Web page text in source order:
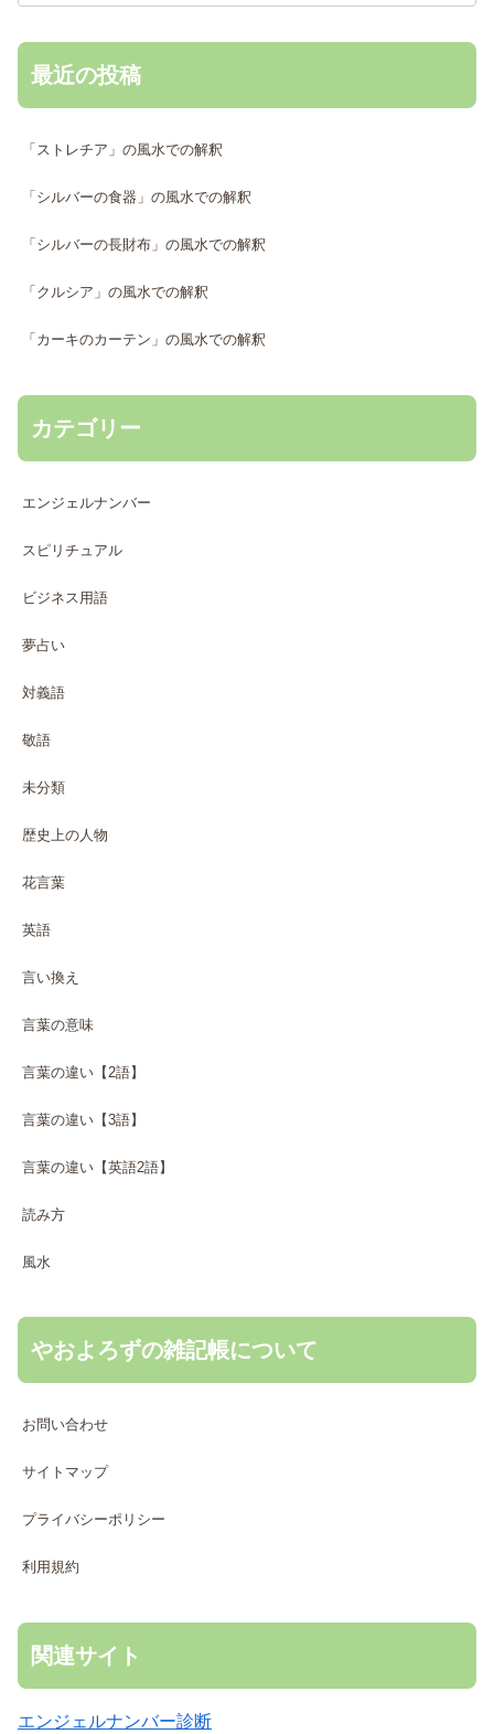
最近の投稿
「ストレチア」の風水での解釈
「シルバーの食器」の風水での解釈
「シルバーの長財布」の風水での解釈
「クルシア」の風水での解釈
「カーキのカーテン」の風水での解釈
カテゴリー
エンジェルナンバー
スピリチュアル
ビジネス用語
夢占い
対義語
敬語
未分類
歴史上の人物
花言葉
英語
言い換え
言葉の意味
言葉の違い【2語】
言葉の違い【3語】
言葉の違い【英語2語】
読み方
風水
やおよろずの雑記帳について
お問い合わせ
サイトマップ
プライバシーポリシー
利用規約
関連サイト
エンジェルナンバー診断